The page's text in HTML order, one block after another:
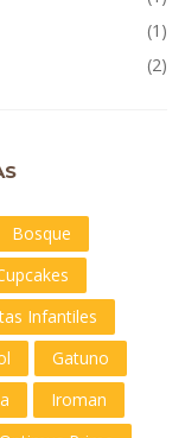
(1)
(2)
Bosque
Infantiles
Gatuno
Iroman